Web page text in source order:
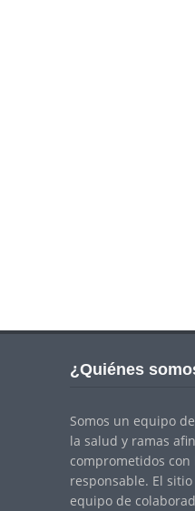
¿Quiénes
Somos un equipo
la salud y ramas
comprometidos
responsable. El
equipo de